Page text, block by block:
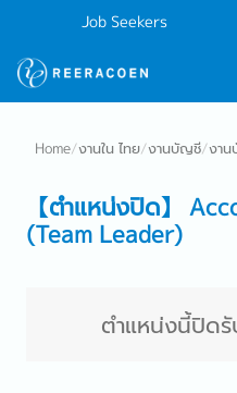
Job Seekers
Home/งานใน ไทย/งานบัญชี/งา
【ตำแหน่งปิด】
(Team Leader)
ตำแหน่งนี้ปิด